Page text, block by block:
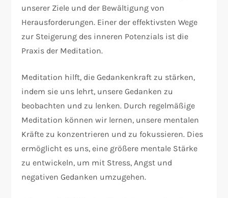
unserer Ziele und der Bewältigung von
Herausforderungen. Einer der effektivsten Wege
zur Steigerung des inneren Potenzials ist die
Praxis der Meditation.
Meditation hilft, die Gedankenkraft zu stärken,
indem sie uns lehrt, unsere Gedanken zu
beobachten und zu lenken. Durch regelmäßige
Meditation können wir lernen, unsere mentalen
Kräfte zu konzentrieren und zu fokussieren. Dies
ermöglicht es uns, eine größere mentale Stärke
zu entwickeln, um mit Stress, Angst und
negativen Gedanken umzugehen.